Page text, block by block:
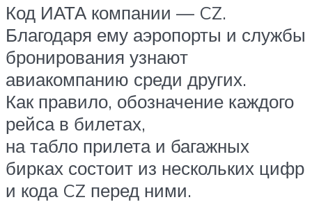
Код ИАТА компании — CZ.
Благодаря ему аэропорты и службы
бронирования узнают
авиакомпанию среди других.
Как правило, обозначение каждого
рейса в билетах,
на табло прилета и багажных
бирках состоит из нескольких цифр
и кода CZ перед ними.